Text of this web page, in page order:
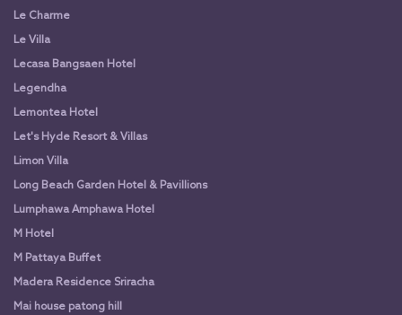
Le Charme
Le Villa
Lecasa Bangsaen Hotel
Legendha
Lemontea Hotel
Let's Hyde Resort & Villas
Limon Villa
Long Beach Garden Hotel & Pavillions
Lumphawa Amphawa Hotel
M Hotel
M Pattaya Buffet
Madera Residence Sriracha
Mai house patong hill